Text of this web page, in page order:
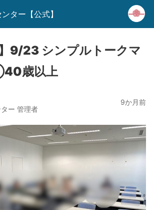
ター【公式】
】9/23 シンプルトークマ
歳以上
ー 管理者
9か月前